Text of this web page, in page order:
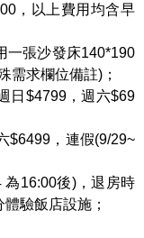
，以上費用均含早
一張沙發床140*190
需求欄位備註)；
日$4799，週六$69
$6499，連假(9/29~
為16:00後)，退房時
驗飯店設施；